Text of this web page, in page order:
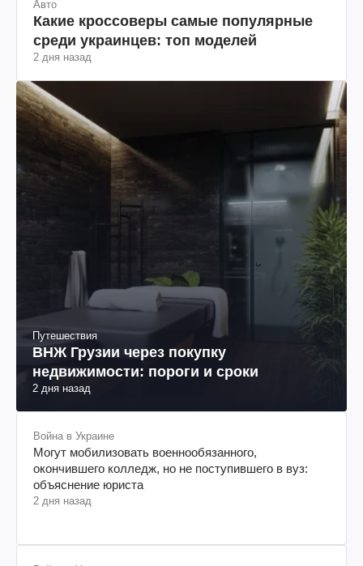
Авто
Какие кроссоверы самые популярные
среди украинцев: топ моделей
2 дня назад
Путешествия
ВНЖ Грузии через покупку
недвижимости: пороги и сроки
2 дня назад
Война в Украине
Могут мобилизовать военнообязанного,
окончившего колледж, но не поступившего в вуз:
объяснение юриста
2 дня назад